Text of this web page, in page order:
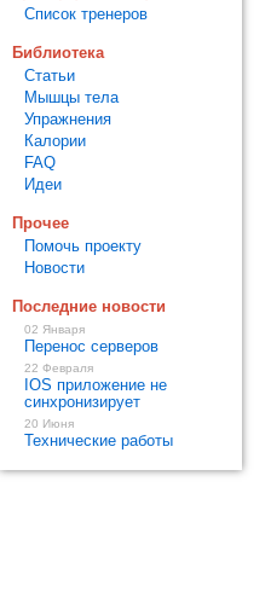
Список тренеров
Библиотека
Статьи
Мышцы тела
Упражнения
Калории
FAQ
Идеи
Прочее
Помочь проекту
Новости
Последние новости
02 Января
Перенос серверов
22 Февраля
IOS приложение не
синхронизирует
20 Июня
Технические работы